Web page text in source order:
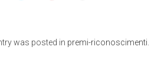
was posted in premi-riconoscimenti